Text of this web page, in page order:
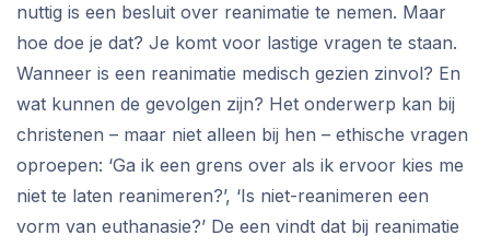
nuttig is een besluit over reanimatie te nemen. Maar
hoe doe je dat? Je komt voor lastige vragen te staan.
Wanneer is een reanimatie medisch gezien zinvol? En
wat kunnen de gevolgen zijn? Het onderwerp kan bij
christenen – maar niet alleen bij hen – ethische vragen
oproepen: ‘Ga ik een grens over als ik ervoor kies me
niet te laten reanimeren?’, ‘Is niet-reanimeren een
vorm van euthanasie?’ De een vindt dat bij reanimatie